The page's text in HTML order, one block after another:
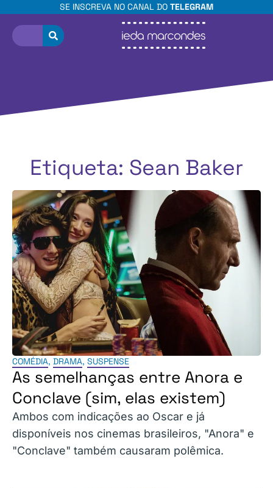
SE INSCREVA NO CANAL DO TELEGRAM
Etiqueta: Sean Baker
COMÉDIA, DRAMA, SUSPENSE
As semelhanças entre Anora e
Conclave (sim, elas existem)
Ambos com indicações ao Oscar e já
disponíveis nos cinemas brasileiros, "Anora" e
"Conclave" também causaram polêmica.